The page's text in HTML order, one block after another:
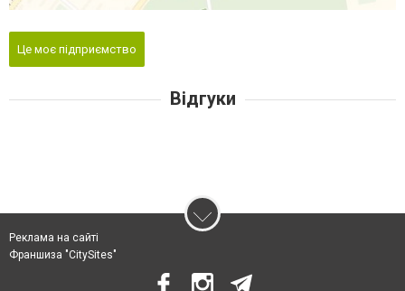
Це моє підприємство
Відгуки
Реклама на сайті
Франшиза "CitySites"